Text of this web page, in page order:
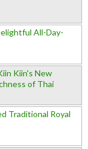
All-Day-
Kiin's New
of Thai
Traditional Royal